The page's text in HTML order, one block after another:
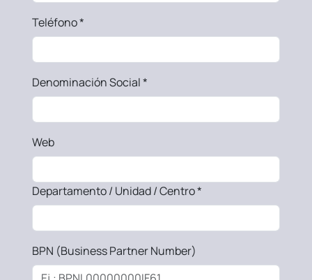
Teléfono *
Denominación Social *
Web
Departamento / Unidad / Centro *
BPN (Business Partner Number)